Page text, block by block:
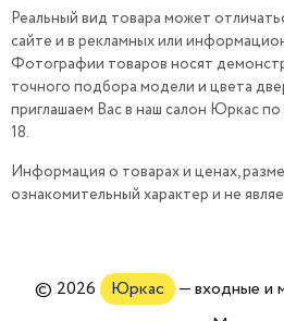
Реальный вид товара может
сайте и в рекламных или
Фотографии товаров носят
точного подбора модели и цвета
приглашаем Вас в наш салон Юркас
18.
Информация о товарах и ценах,
ознакомительный характер и не
© 2026 Юркас
— входные и